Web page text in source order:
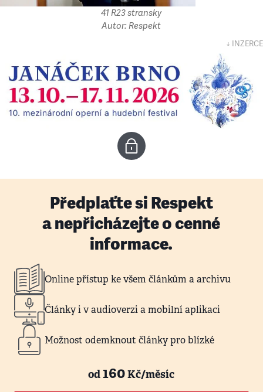
41 R23 stransky
Autor: Respekt
↓ INZERCE
Předplaťte si Respekt
a nepřicházejte o cenné
informace.
Online přístup ke všem článkům a archivu
Články i v audioverzi a mobilní aplikaci
Možnost odemknout články pro blízké
od160Kč/měsíc